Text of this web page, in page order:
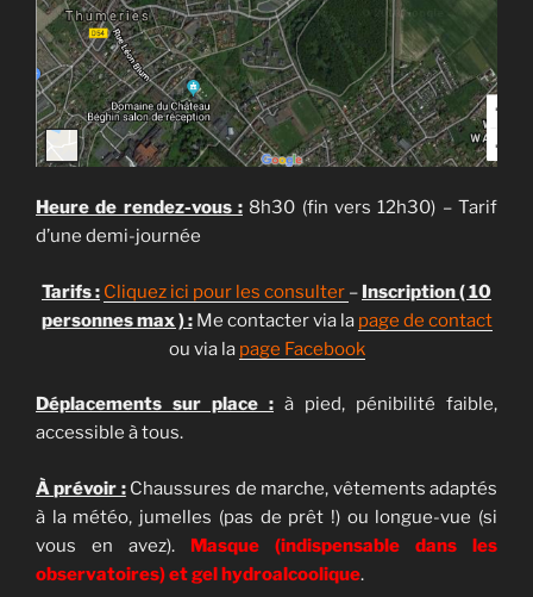
Heure de rendez-vous : 8h30 (fin vers 12h30) – Tarif
d’une demi-journée
Tarifs : Cliquez ici pour les consulter – Inscription ( 10
personnes max ) :Me contacter via la page de contact
ou via la page Facebook
Déplacements sur place : à pied, pénibilité faible,
accessible à tous.
À prévoir :Chaussures de marche, vêtements adaptés
à la météo, jumelles (pas de prêt !) ou longue-vue (si
vous en avez). Masque (indispensable dans les
observatoires) et gel hydroalcoolique.